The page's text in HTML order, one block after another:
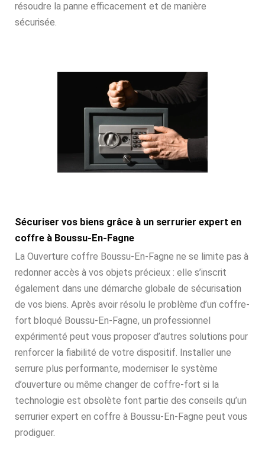
résoudre la panne efficacement et de manière
sécurisée.
Sécuriser vos biens grâce à un serrurier expert en
coffre à Boussu-En-Fagne
La Ouverture coffre Boussu-En-Fagne ne se limite pas à
redonner accès à vos objets précieux : elle s’inscrit
également dans une démarche globale de sécurisation
de vos biens. Après avoir résolu le problème d’un coffre-
fort bloqué Boussu-En-Fagne, un professionnel
expérimenté peut vous proposer d’autres solutions pour
renforcer la fiabilité de votre dispositif. Installer une
serrure plus performante, moderniser le système
d’ouverture ou même changer de coffre-fort si la
technologie est obsolète font partie des conseils qu’un
serrurier expert en coffre à Boussu-En-Fagne peut vous
prodiguer.